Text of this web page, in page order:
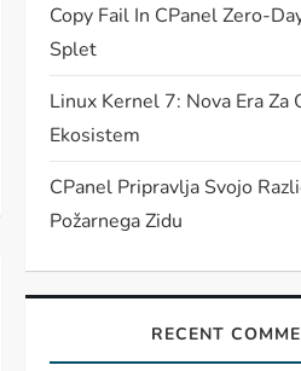
Copy Fail In CPanel Zero-
Splet
Linux Kernel 7: Nova Era Za
Ekosistem
CPanel Pripravlja Svojo
Požarnega Zidu
RECENT